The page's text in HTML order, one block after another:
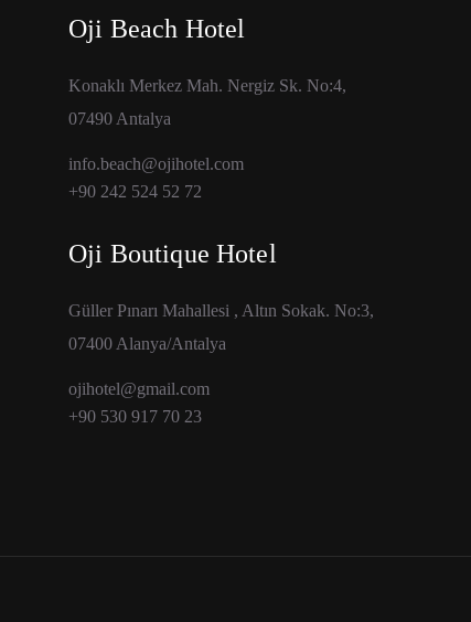
Oji Beach Hotel
Konaklı Merkez Mah. Nergiz Sk. No:4,
07490 Antalya
info.beach@ojihotel.com
+90 242 524 52 72
Oji Boutique Hotel
Güller Pınarı Mahallesi , Altın Sokak. No:3,
07400 Alanya/Antalya
ojihotel@gmail.com
+90 530 917 70 23